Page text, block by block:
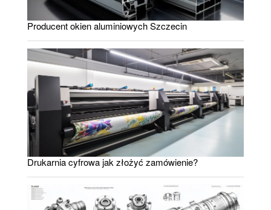
Producent okien aluminiowych Szczecin
Drukarnia cyfrowa jak złożyć zamówienie?